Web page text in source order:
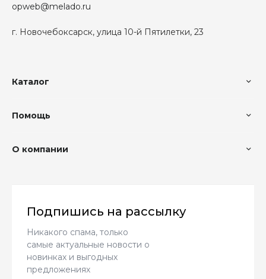
г. Новочебоксарск, улица 10-й Пятилетки, 23
opweb@melado.ru
Каталог
Помощь
О компании
Подпишись на рассылку
Никакого спама, только
самые актуальные новости о
новинках и выгодных
предложениях